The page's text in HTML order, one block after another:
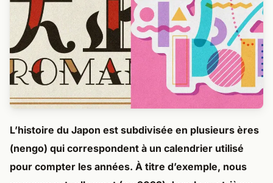
L’histoire du Japon est subdivisée en plusieurs ères
(nengo) qui correspondent à un calendrier utilisé
pour compter les années. À titre d’exemple, nous